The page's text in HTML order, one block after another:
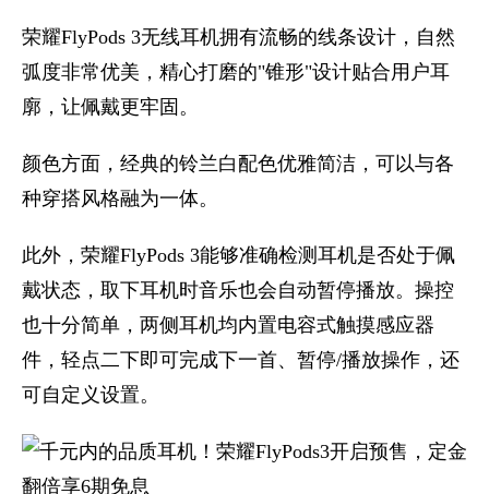
荣耀FlyPods 3无线耳机拥有流畅的线条设计，自然
弧度非常优美，精心打磨的"锥形"设计贴合用户耳
廓，让佩戴更牢固。
颜色方面，经典的铃兰白配色优雅简洁，可以与各
种穿搭风格融为一体。
此外，荣耀FlyPods 3能够准确检测耳机是否处于佩
戴状态，取下耳机时音乐也会自动暂停播放。操控
也十分简单，两侧耳机均内置电容式触摸感应器
件，轻点二下即可完成下一首、暂停/播放操作，还
可自定义设置。